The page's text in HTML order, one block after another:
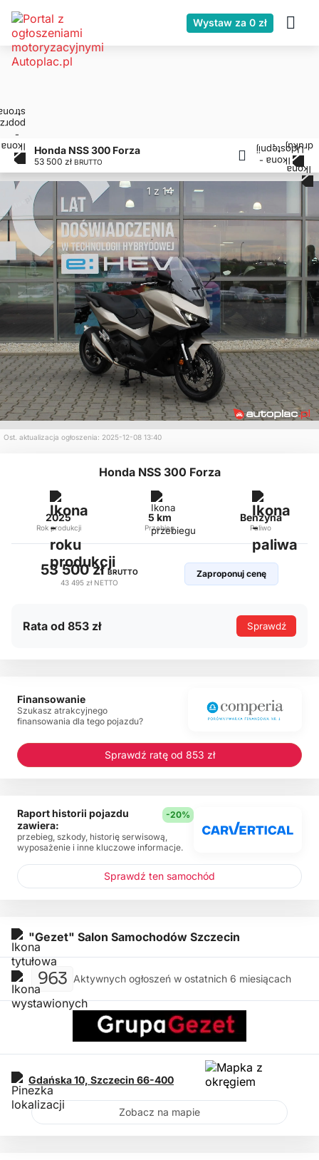
Wystaw za 0 zł
Honda NSS 300 Forza
53 500 zł BRUTTO
1 z 14
Ost. aktualizacja ogłoszenia: 2025-12-08 13:40
Honda NSS 300 Forza
2025
Rok produkcji
5 km
Przebieg
Benzyna
Paliwo
53 500 złBRUTTO
43 495 zł NETTO
Zaproponuj cenę
Rata od 853 zł Sprawdź
"Gezet" Salon Samochodów Szczecin
963 Aktywnych ogłoszeń w ostatnich 6 miesiącach
Gdańska 10, Szczecin 66-400
Zobacz na mapie
Finansowanie
Szukasz atrakcyjnego
finansowania dla tego pojazdu?
Sprawdź ratę od 853 zł
Raport historii pojazdu
zawiera:
-20%
przebieg, szkody, historię serwisową,
wyposażenie i inne kluczowe informacje.
Sprawdź ten samochód